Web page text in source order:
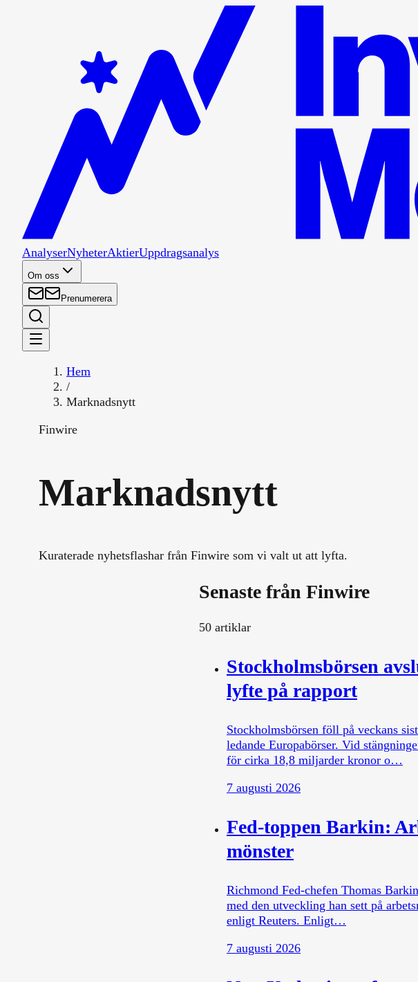
AnalyserNyheterAktierUppdragsanalys
Om oss
Prenumerera
Hem
/
Marknadsnytt
Finwire
Marknadsnytt
Kuraterade nyhetsflashar från Finwire som vi valt ut att lyfta.
Senaste från Finwire
50 artiklar
Stockholmsbörsen
lyfte på rapport
Stockholmsbörsen föll på veckans
ledande Europabörser. Vid
för cirka 18,8 miljarder kronor o…
7 augusti 2026
Fed-toppen Barkin:
mönster
Richmond Fed-chefen Thomas
med den utveckling han sett på
enligt Reuters. Enligt…
7 augusti 2026